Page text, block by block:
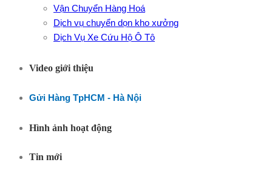
Vận Chuyển Hàng Hoá
Dịch vụ chuyển dọn kho xưởng
Dịch Vụ Xe Cứu Hộ Ô Tô
Video giới thiệu
Gửi Hàng TpHCM - Hà Nội
Hình ảnh hoạt động
Tin mới